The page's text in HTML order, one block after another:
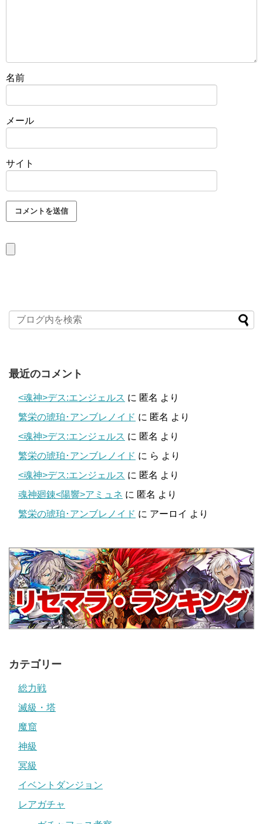
名前
メール
サイト
最近のコメント
<魂神>デス:エンジェルス に 匿名 より
繁栄の琥珀･アンブレノイド に 匿名 より
<魂神>デス:エンジェルス に 匿名 より
繁栄の琥珀･アンブレノイド に ら より
<魂神>デス:エンジェルス に 匿名 より
魂神廻錬<陽響>アミュネ に 匿名 より
繁栄の琥珀･アンブレノイド に アーロイ より
カテゴリー
総力戦
滅級・塔
魔窟
神級
冥級
イベントダンジョン
レアガチャ